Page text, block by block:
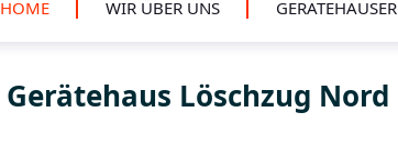
HOME WIR ÜBER UNS GERÄTEHÄUSER
Gerätehaus Löschzug Nord